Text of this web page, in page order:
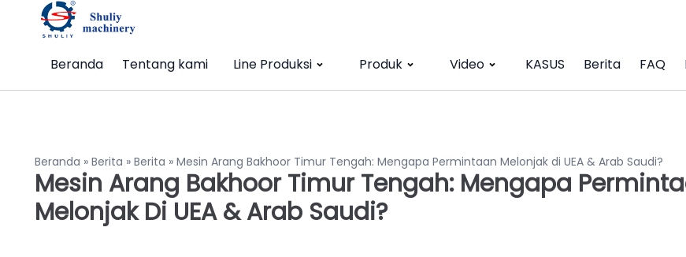
Beranda Tentang kami Line Produksi Produk Video KASUS Berita FAQ
Beranda » Berita » Berita » Mesin Arang Bakhoor Timur Tengah: Mengapa Permintaan Melonjak di UEA & Arab Saudi?
Mesin Arang Bakhoor Timur Tengah: Mengapa
Melonjak Di UEA & Arab Saudi?